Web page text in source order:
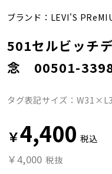
ブランド： LEVI'S
501セルビッチ
念 00501-
タグ表記サイズ：
￥4,400 税込
￥4,000 税抜